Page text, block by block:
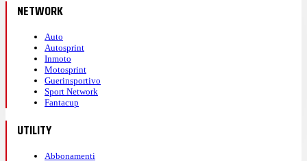
NETWORK
Auto
Autosprint
Inmoto
Motosprint
Guerinsportivo
Sport Network
Fantacup
UTILITY
Abbonamenti